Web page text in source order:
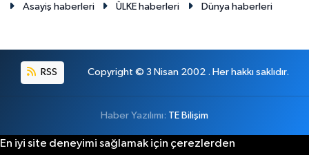
Asayiş haberleri
ÜLKE haberleri Dünya haberleri
RSS Copyright © 3 Nisan 2002 . Her hakkı saklıdır.
Haber Yazılımı: TE Bilişim
En iyi site deneyimi sağlamak için çerezlerden